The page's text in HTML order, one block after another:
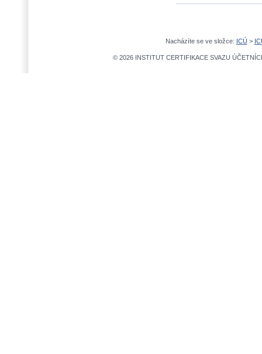
Nacházíte se ve složce: ICÚ >
© 2026 INSTITUT CERTIFIKACE SVAZU